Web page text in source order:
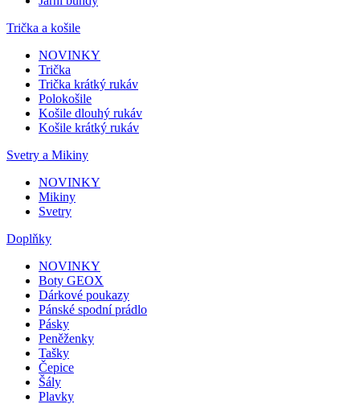
Trička a košile
NOVINKY
Trička
Trička krátký rukáv
Polokošile
Košile dlouhý rukáv
Košile krátký rukáv
Svetry a Mikiny
NOVINKY
Mikiny
Svetry
Doplňky
NOVINKY
Boty GEOX
Dárkové poukazy
Pánské spodní prádlo
Pásky
Peněženky
Tašky
Čepice
Šály
Plavky